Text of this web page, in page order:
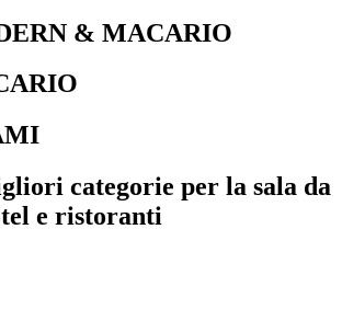
& MACARIO
categorie per la sala da
e ristoranti